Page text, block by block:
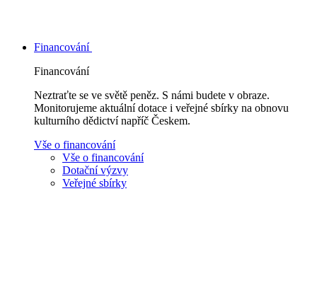
Financování
Financování
Neztraťte se ve světě peněz. S námi budete v obraze.
Monitorujeme aktuální dotace i veřejné sbírky na obnovu
kulturního dědictví napříč Českem.
Vše o financování
Vše o financování
Dotační výzvy
Veřejné sbírky